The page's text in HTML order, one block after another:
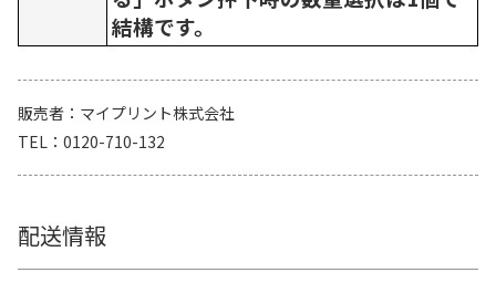
結構です。
販売者
マイプリント株式会社
TEL
0120-710-132
配送情報